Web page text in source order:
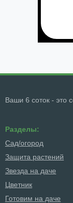
Ваши 6 соток - это
Разделы:
Сад/огород
Защита растений
Звезда на даче
Цветник
Готовим на даче